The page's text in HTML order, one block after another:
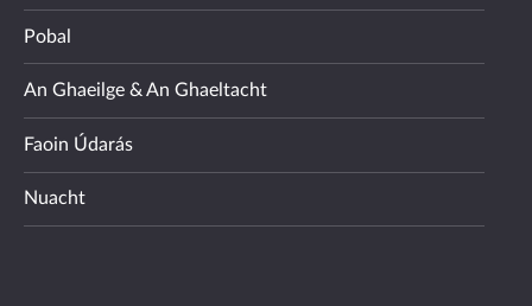
Pobal
An Ghaeilge & An Ghaeltacht
Faoin Údarás
Nuacht